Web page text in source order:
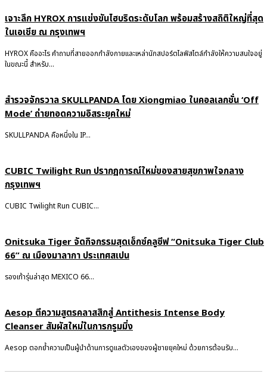
เจาะลึก HYROX การแข่งขันไฮบริดระดับโลก พร้อมสร้างสถิติใหญ่ที่สุด
ในเอเชีย ณ กรุงเทพฯ
HYROX คืออะไร คำถามที่สายออกกำลังกายและเหล่านักสปอร์ตไลฟ์สไตล์กำลังให้ความสนใจอยู่
ในขณะนี้ สำหรับ...
สำรวจจักรวาล SKULLPANDA โดย Xiongmiao ในคอลเลกชั่น ‘Off
Mode’ ถ่ายทอดความอิสระยุคใหม่
SKULLPANDA คือหนึ่งใน IP...
CUBIC Twilight Run ปรากฏการณ์ใหม่ของสายสุขภาพใจกลาง
กรุงเทพฯ
CUBIC Twilight Run CUBIC...
Onitsuka Tiger จัดกิจกรรมสุดเอ็กซ์คลูซีฟ “Onitsuka Tiger Club
66” ณ เมืองมาลากา ประเทศสเปน
รองเท้ารุ่นล่าสุด MEXICO 66...
Aesop ตีความสูตรคลาสสิกสู่ Antithesis Intense Body
Cleanser สัมผัสใหม่ในการกรูมมิ่ง
Aesop ตอกย้ำความเป็นผู้นำด้านการดูแลตัวเองของผู้ชายยุคใหม่ ด้วยการต้อนรับ...